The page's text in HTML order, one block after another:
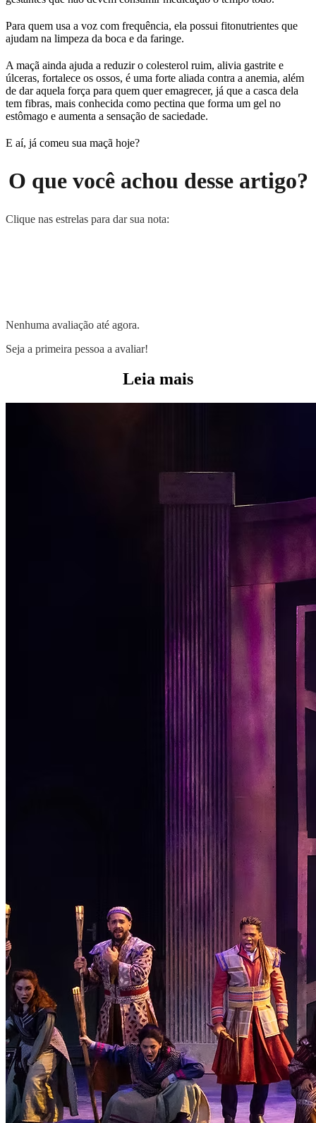
Para quem usa a voz com frequência, ela possui fitonutrientes que
ajudam na limpeza da boca e da faringe.
A maçã ainda ajuda a reduzir o colesterol ruim, alivia gastrite e
úlceras, fortalece os ossos, é uma forte aliada contra a anemia, além
de dar aquela força para quem quer emagrecer, já que a casca dela
tem fibras, mais conhecida como pectina que forma um gel no
estômago e aumenta a sensação de saciedade.
E aí, já comeu sua maçã hoje?
O que você achou desse artigo?
Clique nas estrelas para dar sua nota:
Nenhuma avaliação até agora.
Seja a primeira pessoa a avaliar!
Leia mais
Código Corporativo de Conduta Ética
Educação Financeira
Política de Privacidade
Lei ECA Digital
Soluções
Alelo Pod Gestão de VT
Soluções de Pagamentos
Contrate agora
Alelo S.A.
CNPJ 04.740.876/0001-25 | Alameda Xingu, 512, 3º, 4º e 16º (parte)
andares, Alphaville, Barueri/SP | CEP 06455-030
Naip Instituição de Pagamento S.A.
CNPJ 09.092.759/0001-16 | Alameda Xingu, 512, 3º andar, parte,
Alphaville, Barueri/SP | CEP 06455-030